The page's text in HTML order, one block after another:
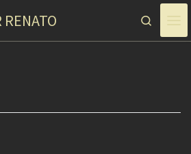
RENATO